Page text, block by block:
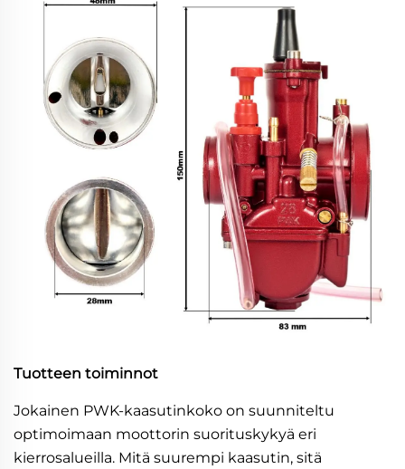
Tuotteen toiminnot
Jokainen PWK-kaasutinkoko on suunniteltu
optimoimaan moottorin suorituskykyä eri
kierrosalueilla. Mitä suurempi kaasutin, sitä